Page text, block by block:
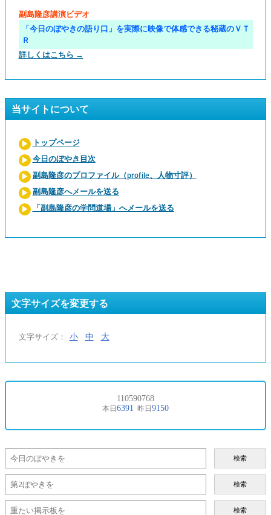
副島隆彦講演ビデオ
「今日のぼやきの語り口」を実際に映像で体感できる秘蔵のＶＴ
Ｒ
詳しくはこちら →
当サイトについて
トップページ
今日のぼやき目次
副島隆彦のプロファイル（profile、人物寸評）
副島隆彦へメールを送る
「副島隆彦の学問道場」へメールを送る
文字サイズを変更する
文字サイズ： 小 中 大
検索
検索
検索